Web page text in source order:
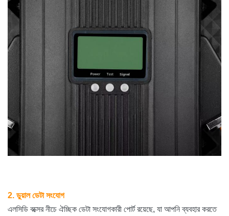
2. ডুয়াল ডেটা সংযোগ
এলসিডি বক্সের নীচে ঐচ্ছিক ডেটা সংযোগকারী পোর্ট রয়েছে, যা আপনি ব্যবহার করতে